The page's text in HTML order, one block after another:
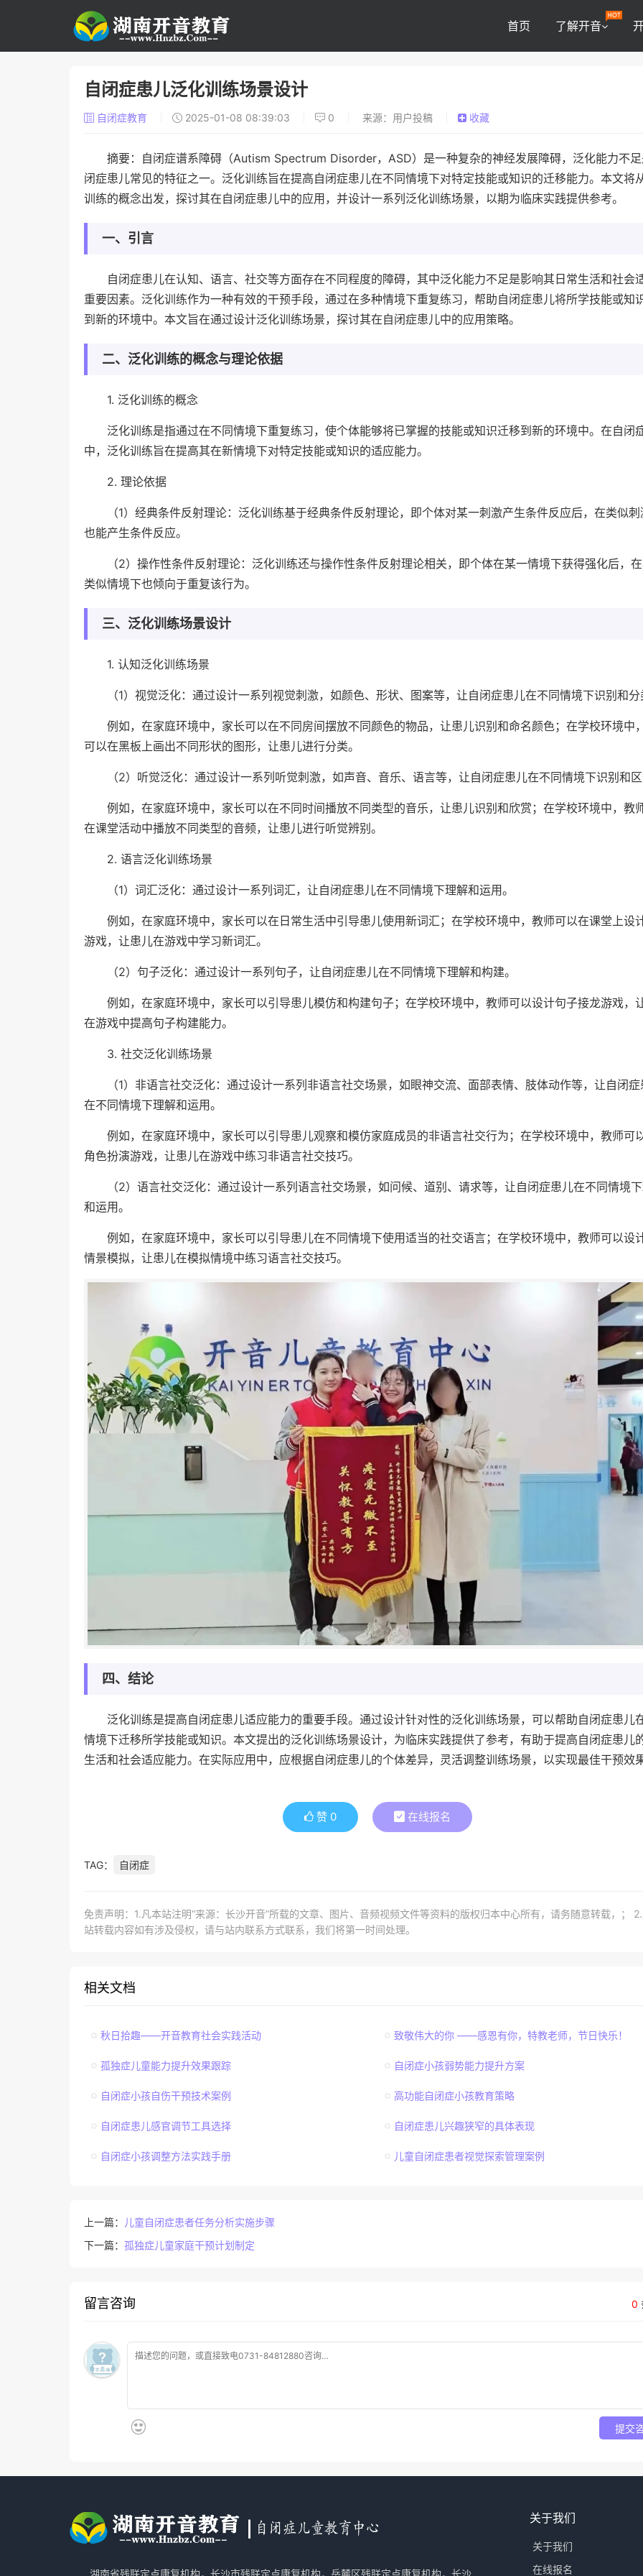
首页 了解开音
自闭症患儿泛化训练场景设计
自闭症教育 2025-01-08 08:39:03 0 来源：用户投稿 收藏
摘要：自闭症谱系障碍（Autism Spectrum Disorder，ASD）是一种复杂的神经发展障碍，泛化能力不足
闭症患儿常见的特征之一。泛化训练旨在提高自闭症患儿在不同情境下对特定技能或知识的迁移能力。本文将
训练的概念出发，探讨其在自闭症患儿中的应用，并设计一系列泛化训练场景，以期为临床实践提供参考。
一、引言
自闭症患儿在认知、语言、社交等方面存在不同程度的障碍，其中泛化能力不足是影响其日常生活和社会
重要因素。泛化训练作为一种有效的干预手段，通过在多种情境下重复练习，帮助自闭症患儿将所学技能或知
到新的环境中。本文旨在通过设计泛化训练场景，探讨其在自闭症患儿中的应用策略。
二、泛化训练的概念与理论依据
1. 泛化训练的概念
泛化训练是指通过在不同情境下重复练习，使个体能够将已掌握的技能或知识迁移到新的环境中。在自闭
中，泛化训练旨在提高其在新情境下对特定技能或知识的适应能力。
2. 理论依据
（1）经典条件反射理论：泛化训练基于经典条件反射理论，即个体对某一刺激产生条件反应后，在类似
也能产生条件反应。
（2）操作性条件反射理论：泛化训练还与操作性条件反射理论相关，即个体在某一情境下获得强化后，
类似情境下也倾向于重复该行为。
三、泛化训练场景设计
1. 认知泛化训练场景
（1）视觉泛化：通过设计一系列视觉刺激，如颜色、形状、图案等，让自闭症患儿在不同情境下识别和分
例如，在家庭环境中，家长可以在不同房间摆放不同颜色的物品，让患儿识别和命名颜色；在学校环境中
可以在黑板上画出不同形状的图形，让患儿进行分类。
（2）听觉泛化：通过设计一系列听觉刺激，如声音、音乐、语言等，让自闭症患儿在不同情境下识别和区
例如，在家庭环境中，家长可以在不同时间播放不同类型的音乐，让患儿识别和欣赏；在学校环境中，教
在课堂活动中播放不同类型的音频，让患儿进行听觉辨别。
2. 语言泛化训练场景
（1）词汇泛化：通过设计一系列词汇，让自闭症患儿在不同情境下理解和运用。
例如，在家庭环境中，家长可以在日常生活中引导患儿使用新词汇；在学校环境中，教师可以在课堂上设
游戏，让患儿在游戏中学习新词汇。
（2）句子泛化：通过设计一系列句子，让自闭症患儿在不同情境下理解和构建。
例如，在家庭环境中，家长可以引导患儿模仿和构建句子；在学校环境中，教师可以设计句子接龙游戏，
在游戏中提高句子构建能力。
3. 社交泛化训练场景
（1）非语言社交泛化：通过设计一系列非语言社交场景，如眼神交流、面部表情、肢体动作等，让自闭
在不同情境下理解和运用。
例如，在家庭环境中，家长可以引导患儿观察和模仿家庭成员的非语言社交行为；在学校环境中，教师可
角色扮演游戏，让患儿在游戏中练习非语言社交技巧。
（2）语言社交泛化：通过设计一系列语言社交场景，如问候、道别、请求等，让自闭症患儿在不同情境
和运用。
例如，在家庭环境中，家长可以引导患儿在不同情境下使用适当的社交语言；在学校环境中，教师可以设
情景模拟，让患儿在模拟情境中练习语言社交技巧。
四、结论
泛化训练是提高自闭症患儿适应能力的重要手段。通过设计针对性的泛化训练场景，可以帮助自闭症患儿
情境下迁移所学技能或知识。本文提出的泛化训练场景设计，为临床实践提供了参考，有助于提高自闭症患儿
生活和社会适应能力。在实际应用中，应根据自闭症患儿的个体差异，灵活调整训练场景，以实现最佳干预效果
赞 0 在线报名
TAG： 自闭症
免责声明：1.凡本站注明“来源：长沙开音”所载的文章、图片、音频视频文件等资料的版权归本中心所有，请务随意转载，；
站转载内容如有涉及侵权，请与站内联系方式联系，我们将第一时间处理。
相关文档
秋日拾趣——开音教育社会实践活动 致敬伟大的你 ——感恩有你，特教老师，节日快乐！
孤独症儿童能力提升效果跟踪 自闭症小孩弱势能力提升方案
自闭症小孩自伤干预技术案例 高功能自闭症小孩教育策略
自闭症患儿感官调节工具选择 自闭症患儿兴趣狭窄的具体表现
自闭症小孩调整方法实践手册 儿童自闭症患者视觉探索管理案例
上一篇：
儿童自闭症患者任务分析实施步骤
下一篇： 孤独症儿童家庭干预计划制定
0
留言咨询
提交
湖南省残联定点康复机构，长沙市残联定点康复机构，岳麓区残联定点康复机构，长沙
关于我们
关于我们
在线报名